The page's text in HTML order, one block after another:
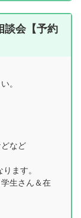
会【予約
。
など
ます。
生さん＆在